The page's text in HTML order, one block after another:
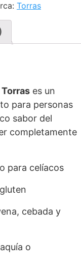
Torras
Torras es un
para personas
sabor del
completamente
para celíacos
cebada y
o